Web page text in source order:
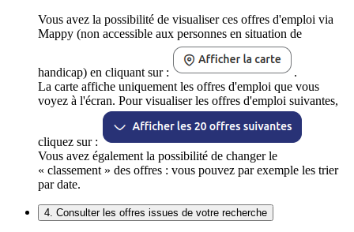
Vous avez la possibilité de visualiser ces offres d'emploi via
Mappy (non accessible aux personnes en situation de
handicap) en cliquant sur :
.
La carte affiche uniquement les offres d'emploi que vous
voyez à l'écran. Pour visualiser les offres d'emploi suivantes,
cliquez sur :
Vous avez également la possibilité de changer le
« classement » des offres : vous pouvez par exemple les trier
par date.
4. Consulter les offres issues de votre recherche